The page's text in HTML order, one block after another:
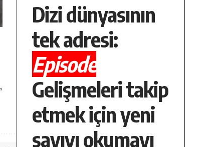
Dizi dünyasının
tek adresi:
Episode
Gelişmeleri takip
etmek için yeni
sayıyı okumayı